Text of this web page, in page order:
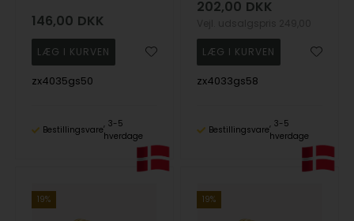
146,00 DKK
zx4035gs50
Bestillingsvare
3-5
hverdage
202,00 DKK
zx4033gs58
Bestillingsvare
3-5
hverdage
19% 19%